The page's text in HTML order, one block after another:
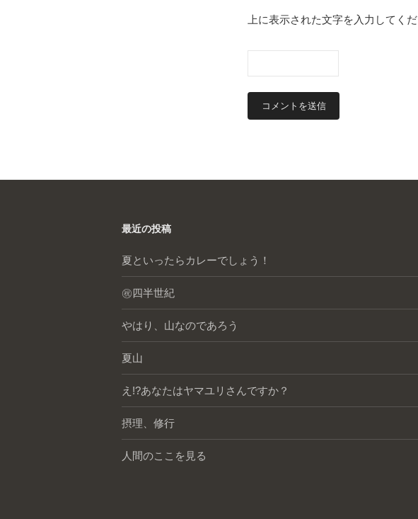
上に表示された文字を入力してくだ
最近の投稿
夏といったらカレーでしょう！
㊗️四半世紀
やはり、山なのであろう
夏山
え!?あなたはヤマユリさんですか？
摂理、修行
人間のここを見る